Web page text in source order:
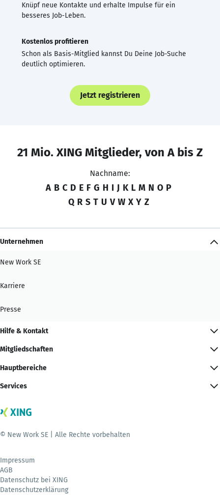
Knüpf neue Kontakte und erhalte Impulse für ein
besseres Job-Leben.
Kostenlos profitieren
Schon als Basis-Mitglied kannst Du Deine Job-Suche
deutlich optimieren.
Jetzt registrieren
21 Mio. XING Mitglieder, von A bis Z
Nachname:
A B C D E F G H I J K L M N O P
Q R S T U V W X Y Z
Unternehmen
New Work SE
Karriere
Presse
Hilfe & Kontakt
Mitgliedschaften
Hauptbereiche
Services
© New Work SE | Alle Rechte vorbehalten
Impressum
AGB
Datenschutz bei XING
Datenschutzerklärung